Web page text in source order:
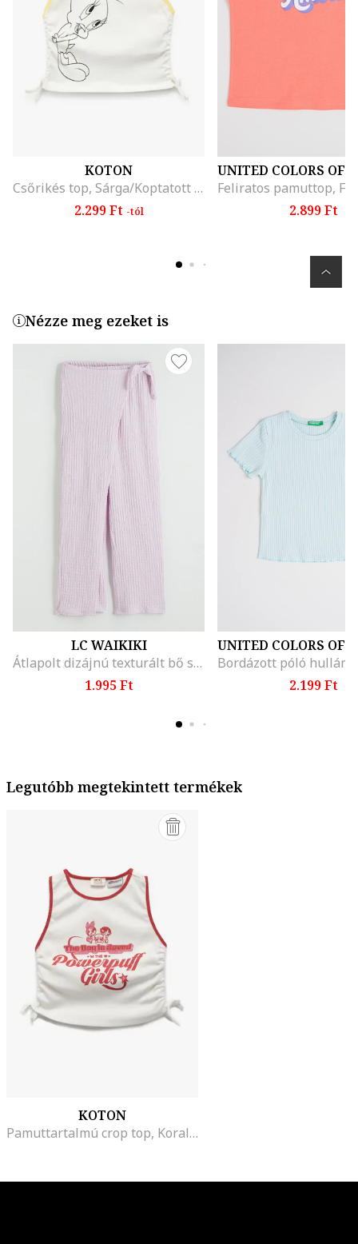
KOTON
Csőrikés top, Sárga/Koptatott fekete/Törtfehér
2.299 Ft -tól 2.899 Ft
Nézze meg ezeket is
LC WAIKIKI
Átlapolt dizájnú texturált bő szárú nadrág, Halványlila
1.995 Ft
2.199 Ft
Legutóbb megtekintett termékek
KOTON
Pamuttartalmú crop top, Korallszín/Törtfehér